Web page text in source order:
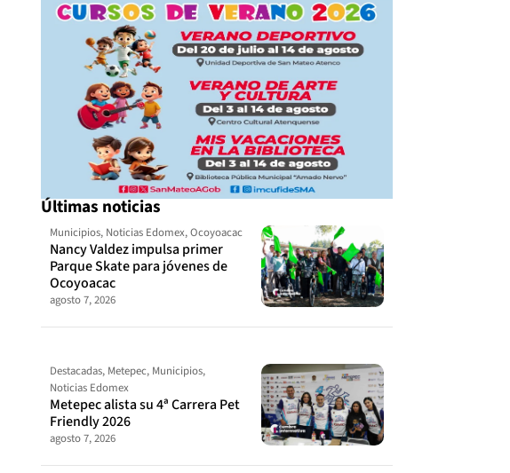
Últimas noticias
Municipios, Noticias Edomex,Ocoyoacac
Nancy Valdez impulsa primer
Parque Skate para jóvenes de
Ocoyoacac
agosto 7, 2026
Destacadas, Metepec, Municipios,
Noticias Edomex
Metepec alista su 4ª Carrera Pet
Friendly 2026
agosto 7, 2026